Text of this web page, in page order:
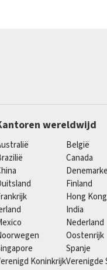
wereldwijd
België
Canada
Finland
Hong Kong
India
Nederland
Oostenrijk
Spanje
KoninkrijkVerenigde